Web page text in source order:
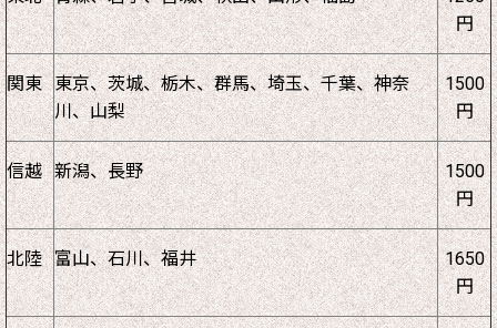
円
関東 東京、茨城、栃木、群馬、埼玉、千葉、神奈
川、山梨
1500
円
信越 新潟、長野
1500
円
北陸 富山、石川、福井
1650
円